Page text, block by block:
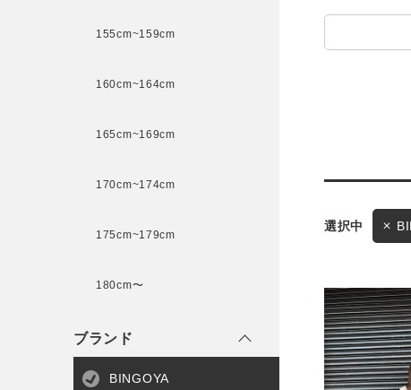
155cm~159cm
160cm~164cm
165cm~169cm
170cm~174cm
175cm~179cm
180cm〜
ブランド
BINGOYA